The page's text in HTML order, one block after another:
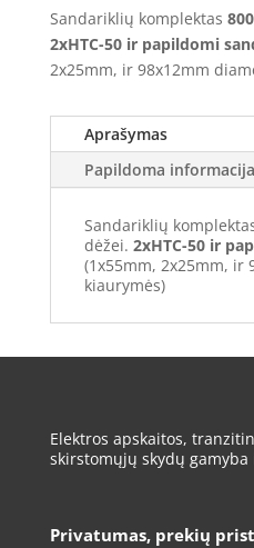
Sandariklių komplektas
2xHTC-50 ir papildomi
2x25mm, ir 98x12mm
Aprašymas
Papildoma informacija
Sandariklių
dėžei. 2xHTC-50 ir
(1x55mm, 2x25mm, ir
kiaurymės)
Elektros apskaitos,
skirstomųjų skydų
Privatumas, prekių